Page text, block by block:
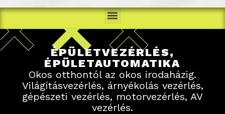
ÉPÜLETVEZÉRLÉS,
ÉPÜLETAUTOMATIKA
Okos otthontól az okos irodaházig.
Világításvezérlés, árnyékolás vezérlés,
gépészeti vezérlés, motorvezérlés, AV
vezérlés.